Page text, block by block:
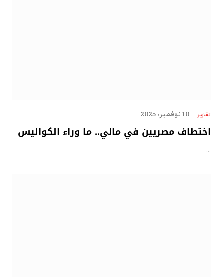
تقارير 10 نوفمبر، 2025
اختطاف مصريين في مالي.. ما وراء الكواليس
…